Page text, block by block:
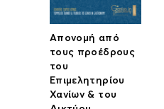
Απονομή από
τους προέδρους
του
Επιμελητηρίου
Χανίων & του